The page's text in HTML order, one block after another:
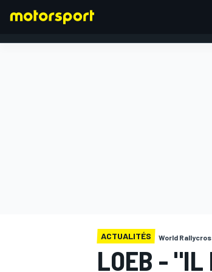
ACTUALITÉS World
LOEB - "IL